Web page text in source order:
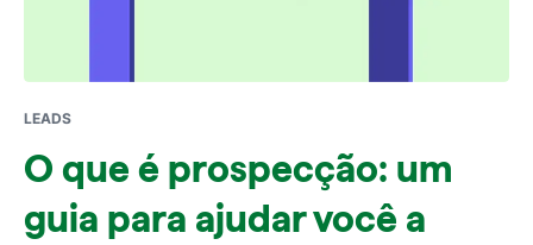
LEADS
O que é prospecção: um
guia para ajudar você a